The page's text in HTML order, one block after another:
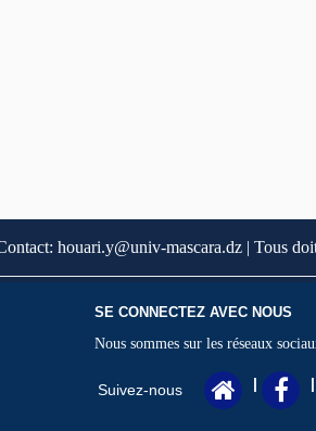
houari.y@univ-mascara.dz | Tous
SE CONNECTEZ AVEC NOUS
Nous sommes sur les réseaux
Suivez-nous | |